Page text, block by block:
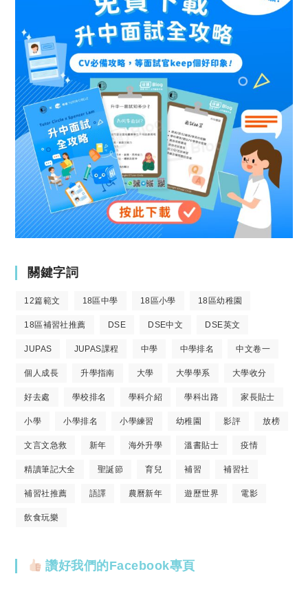
關鍵字詞
12篇範文 18區中學 18區小學 18區幼稚園
18區補習社推薦 DSE DSE中文 DSE英文
JUPAS JUPAS課程 中學 中學排名 中文卷一
個人成長 升學指南 大學 大學學系 大學收分
好去處 學校排名 學科介紹 學科出路 家長貼士
小學 小學排名 小學練習 幼稚園 影評 放榜
文言文急救 新年 海外升學 溫書貼士 疫情
精讀筆記大全 聖誕節 育兒 補習 補習社
補習社推薦 語譯 農曆新年 遊歷世界 電影
飲食玩樂
讚好我們的Facebook專頁